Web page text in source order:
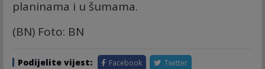
planinama i u šumama.
(BN) Foto: BN
Podijelite vijest: Facebook Twitter